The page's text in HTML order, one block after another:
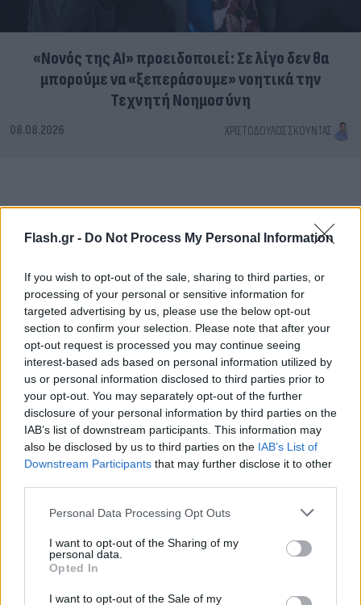
Flash.gr - Do Not Process My Personal Information
If you wish to opt-out of the sale, sharing to third parties, or
processing of your personal or sensitive information for
targeted advertising by us, please use the below opt-out
section to confirm your selection. Please note that after your
opt-out request is processed you may continue seeing
interest-based ads based on personal information utilized by
us or personal information disclosed to third parties prior to
your opt-out. You may separately opt-out of the further
disclosure of your personal information by third parties on the
IAB’s list of downstream participants. This information may
also be disclosed by us to third parties on the IAB’s List of
Downstream Participants that may further disclose it to other
Please note that this website/app uses one or more Google
not limited to your visit or usage behaviour. You may click to
grant or deny consent to Google and its third-party tags to
use your data for below specified purposes in below Google
consent section.
Personal Data Processing Opt Outs
I want to opt-out of the Sharing of my
personal data.
Opted In
I want to opt-out of the Sale of my
«Νονός της AI» προειδοποιεί: Σε λίγο δεν θα
μπορούμε να «ξεπεράσουμε» νοητικά την
Τεχνητή Νοημοσύνη
08.08.2026 ΧΡΙΣΤΌΔΟΥΛΟΣ ΣΚΟΎΝΤΑΣ